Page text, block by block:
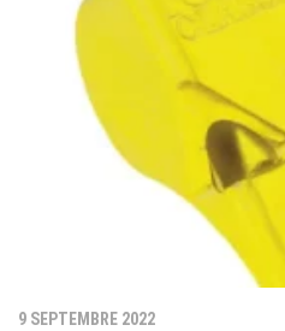
9 SEPTEMBRE 2022